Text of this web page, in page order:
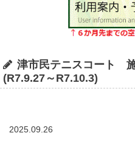
津市民テニスコート
(R7.9.27～R7.10.3)
2025.09.26